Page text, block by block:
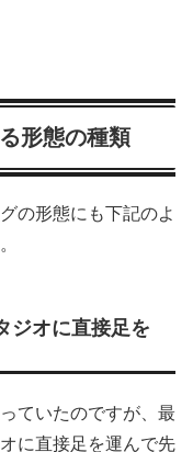
形態の種類
の形態にも下記のよ
ジオに直接足を
ていたのですが、最
に直接足を運んで先